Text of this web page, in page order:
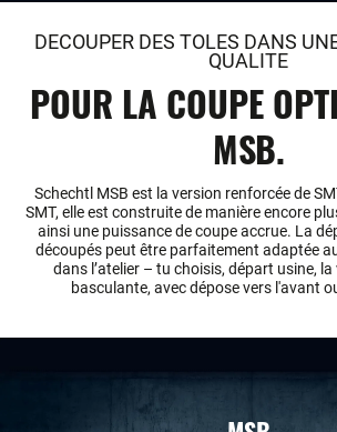
DECOUPER DES TOLES DANS
QUALITE
POUR LA COUPE
MSB.
Schechtl MSB est la version renforcée de
SMT, elle est construite de manière encore
ainsi une puissance de coupe accrue. La
découpés peut être parfaitement adaptée
dans l’atelier – tu choisis, départ usine,
basculante, avec dépose vers l'avant